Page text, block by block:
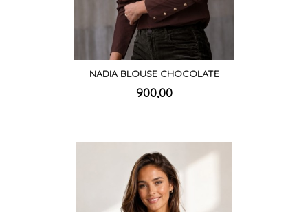
NADIA BLOUSE CHOCOLATE
Pris
900,00mva.